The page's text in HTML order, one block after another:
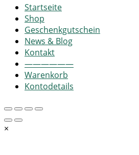
Startseite
Shop
Geschenkgutschein
News & Blog
Kontakt
——————
Warenkorb
Kontodetails
×